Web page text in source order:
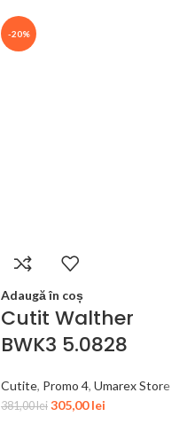
-20%
Adaugă în coș
Cutit Walther
BWK3 5.0828
Cutite, Promo 4, Umarex Store
381,00lei 305,00lei